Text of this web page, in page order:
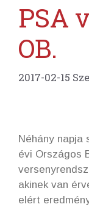
PSA
OB.
2017-02-15
Néhány napja
évi Országos
akinek van
elért